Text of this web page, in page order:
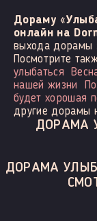
Дораму
онлайн на
выхода дорамы
Посмотрите
улыбаться
нашей жизни
будет хорошая
другие дорамы
ДОРАМА
ДОРАМА